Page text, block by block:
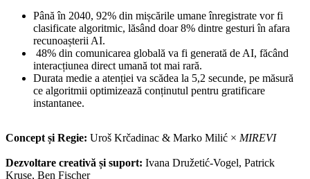
Până în 2040, 92% din mișcările umane înregistrate vor fi
clasificate algoritmic, lăsând doar 8% dintre gesturi în afara
recunoașterii AI.
48% din comunicarea globală va fi generată de AI, făcând
interacțiunea direct umană tot mai rară.
Durata medie a atenției va scădea la 5,2 secunde, pe măsură
ce algoritmii optimizează conținutul pentru gratificare
instantanee.
Concept și Regie: Uroš Krčadinac & Marko Milić × MIREVI
Dezvoltare creativă și suport: Ivana Družetić-Vogel, Patrick
Kruse, Ben Fischer